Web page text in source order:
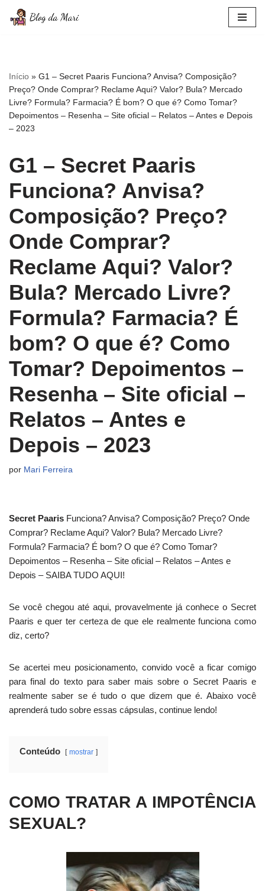
conteúdo
Início » G1 – Secret Paaris Funciona? Anvisa? Composição?
Preço? Onde Comprar? Reclame Aqui? Valor? Bula? Mercado
Livre? Formula? Farmacia? É bom? O que é? Como Tomar?
Depoimentos – Resenha – Site oficial – Relatos – Antes e Depois
– 2023
G1 – Secret Paaris
Funciona? Anvisa?
Composição? Preço?
Onde Comprar?
Reclame Aqui? Valor?
Bula? Mercado Livre?
Formula? Farmacia? É
bom? O que é? Como
Tomar? Depoimentos –
Resenha – Site oficial –
Relatos – Antes e
Depois – 2023
por Mari Ferreira
Secret Paaris Funciona? Anvisa? Composição? Preço? Onde
Comprar? Reclame Aqui? Valor? Bula? Mercado Livre?
Formula? Farmacia? É bom? O que é? Como Tomar?
Depoimentos – Resenha – Site oficial – Relatos – Antes e
Depois – SAIBA TUDO AQUI!
Se você chegou até aqui, provavelmente já conhece o Secret
Paaris e quer ter certeza de que ele realmente funciona como
diz, certo?
Se acertei meu posicionamento, convido você a ficar comigo
para final do texto para saber mais sobre o Secret Paaris e
realmente saber se é tudo o que dizem que é. Abaixo você
aprenderá tudo sobre essas cápsulas, continue lendo!
Conteúdo mostrar
COMO TRATAR A IMPOTÊNCIA
SEXUAL?